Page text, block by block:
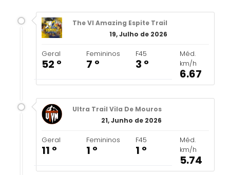
The VI Amazing Espite Trail
19, Julho de 2026
Geral
52 º
Femininos
7 º
F45
3 º
Méd.
km/h
6.67
Ultra Trail Vila De Mouros
21, Junho de 2026
Geral
11 º
Femininos
1 º
F45
1 º
Méd.
km/h
5.74